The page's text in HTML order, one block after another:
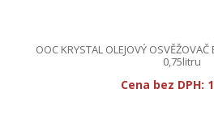
OOC KRYSTAL OLEJOVÝ OSVĚŽOVAČ
0,75litru
Cena bez DPH: